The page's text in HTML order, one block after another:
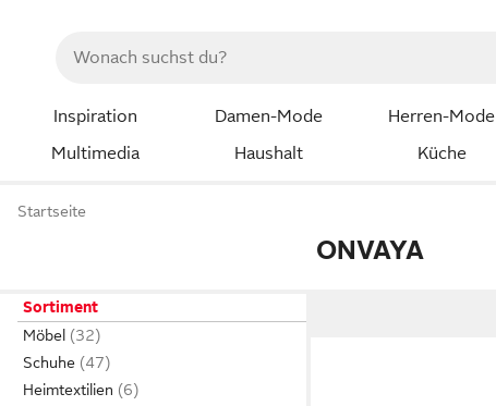
Inspiration Damen-Mode Herren-Mode
Multimedia
Haushalt Küche
Startseite
ONVAYA
Sortiment
Möbel
Schuhe
Heimtextilien